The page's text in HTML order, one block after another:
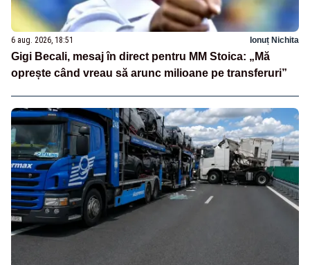
6 aug. 2026, 18:51 Ionuț Nichita
Gigi Becali, mesaj în direct pentru MM Stoica: „Mă
oprește când vreau să arunc milioane pe transferuri”